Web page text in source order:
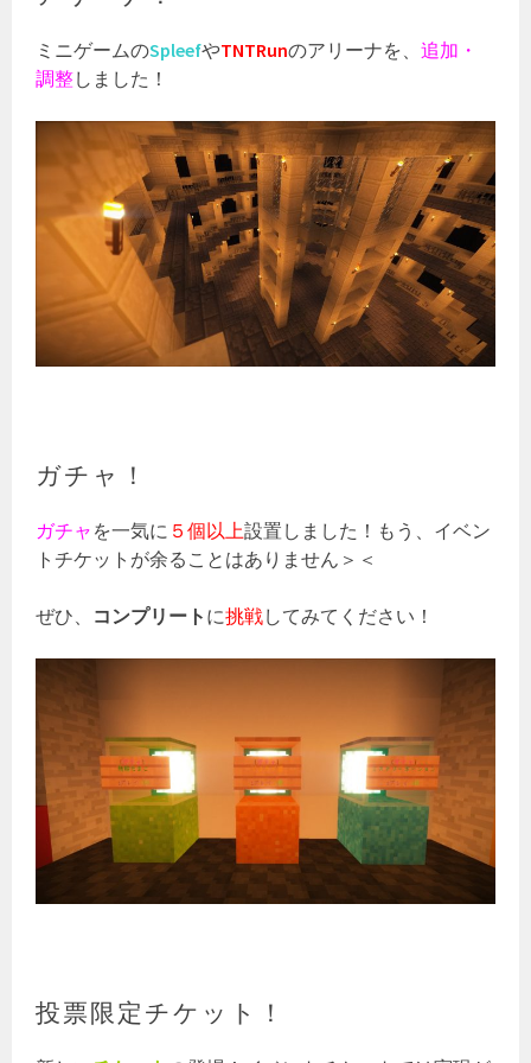
ミニゲームのSpleefやTNTRunのアリーナを、追加・
調整しました！
ガチャ！
ガチャ を一気に ５個以上設置しました！もう、イベン
トチケットが余ることはありません＞＜
ぜひ、 コンプリート に挑戦してみてください！
投票限定チケット！